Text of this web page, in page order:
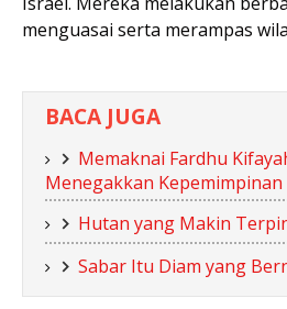
menguasai serta merampas
BACA JUGA
Memaknai Fardhu
Menegakkan Kepemimpinan
Hutan yang Makin
Sabar Itu Diam yang